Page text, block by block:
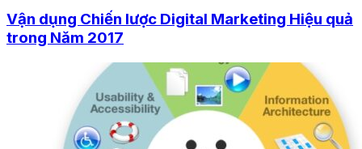
Vận dụng Chiến lược Digital Marketing Hiệu quả
trong Năm 2017